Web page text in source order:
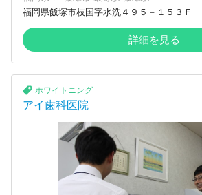
福岡県飯塚市枝国字水洗４９５－１５３Ｆ
詳細を見る
ホワイトニング
アイ歯科医院